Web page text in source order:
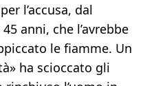
l’accusa, dal
anni, che l’avrebbe
le fiamme. Un
ha scioccato gli